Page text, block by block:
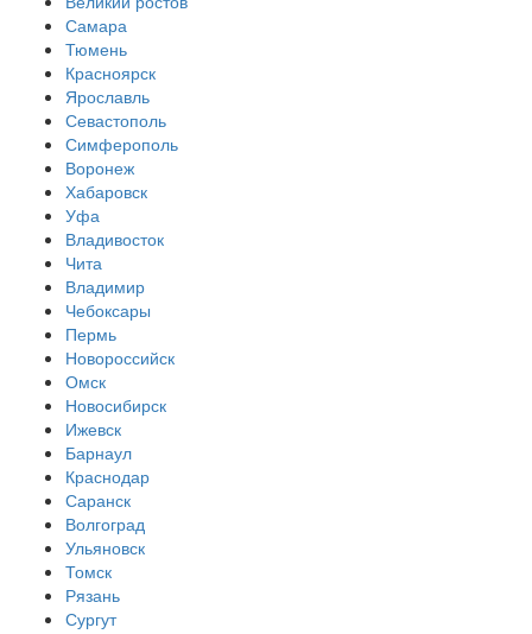
Самара
Тюмень
Красноярск
Ярославль
Севастополь
Симферополь
Воронеж
Хабаровск
Уфа
Владивосток
Чита
Владимир
Чебоксары
Пермь
Новороссийск
Омск
Новосибирск
Ижевск
Барнаул
Краснодар
Саранск
Волгоград
Ульяновск
Томск
Рязань
Сургут